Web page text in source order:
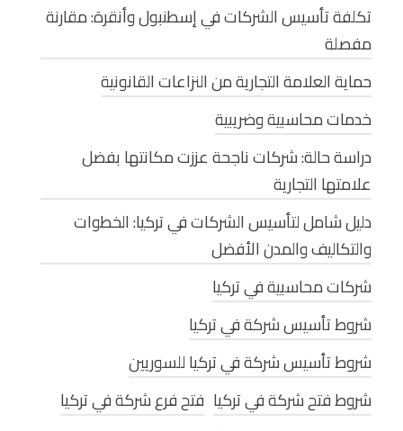
تكلفة تأسيس الشركات في إسطنبول وأنقرة: مقارنة
مفصلة
حماية العلامة التجارية من النزاعات القانونية
خدمات محاسبية وضريبية
دراسة حالة: شركات ناجحة عززت مكانتها بفضل
علامتها التجارية
دليل شامل لتأسيس الشركات في تركيا: الخطوات
والتكاليف والمدن الأفضل
شركات محاسبية في تركيا
شروط تأسيس شركة في تركيا
شروط تأسيس شركة في تركيا للسوريين
شروط فتح شركة في تركيا فتح فرع شركة في تركيا